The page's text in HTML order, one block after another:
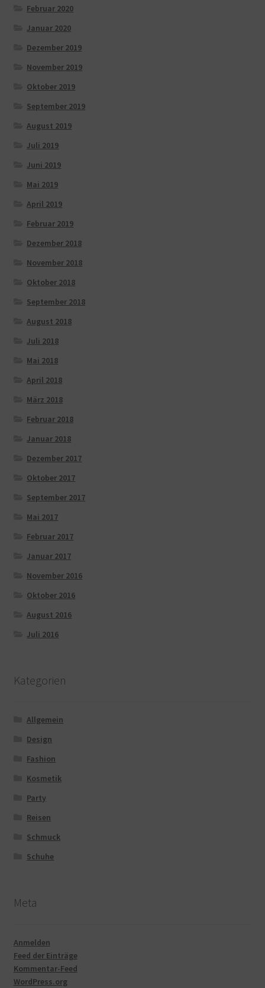
Februar 2020
Januar 2020
Dezember 2019
November 2019
Oktober 2019
September 2019
August 2019
Juli 2019
Juni 2019
Mai 2019
April 2019
Februar 2019
Dezember 2018
November 2018
Oktober 2018
September 2018
August 2018
Juli 2018
Mai 2018
April 2018
März 2018
Februar 2018
Januar 2018
Dezember 2017
Oktober 2017
September 2017
Mai 2017
Februar 2017
Januar 2017
November 2016
Oktober 2016
August 2016
Juli 2016
Kategorien
Allgemein
Design
Fashion
Kosmetik
Party
Reisen
Schmuck
Schuhe
Meta
Anmelden
Feed der Einträge
Kommentar-Feed
WordPress.org